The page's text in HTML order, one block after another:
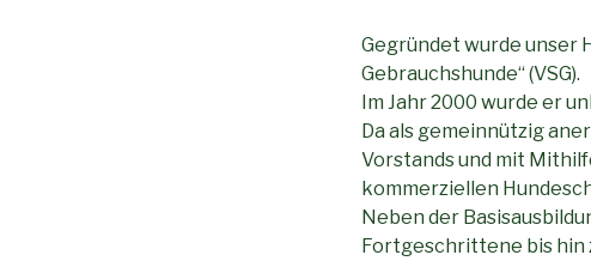
Gegründet wurde unser
Gebrauchshunde“ (VSG).
Im Jahr 2000 wurde er
Da als gemeinnützig
Vorstands und mit
kommerziellen
Neben der
Fortgeschrittene bis hin